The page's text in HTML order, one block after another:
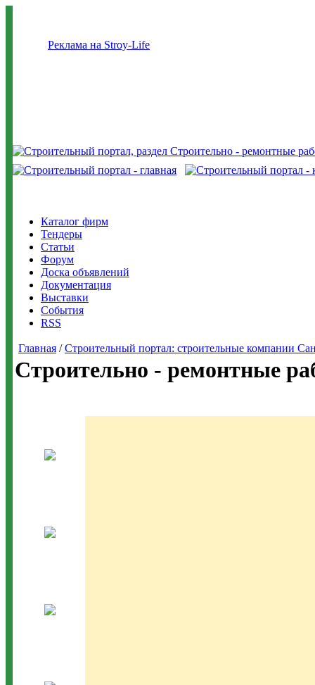
Реклама на Stroy-Life
Каталог фирм
Тендеры
Статьи
Форум
Доска объявлений
Документация
Выставки
События
RSS
Главная /Строительный портал: строительные компании
Строительно - ремонтные